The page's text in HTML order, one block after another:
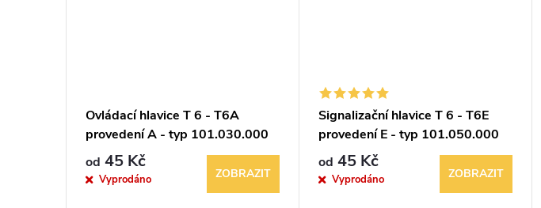
Ovládací hlavice T 6 - T6A
provedení A - typ 101.030.000
od 45 Kč
Vyprodáno ZOBRAZIT
Signalizační hlavice T 6 - T6E
provedení E - typ 101.050.000
od 45 Kč
Vyprodáno ZOBRAZIT